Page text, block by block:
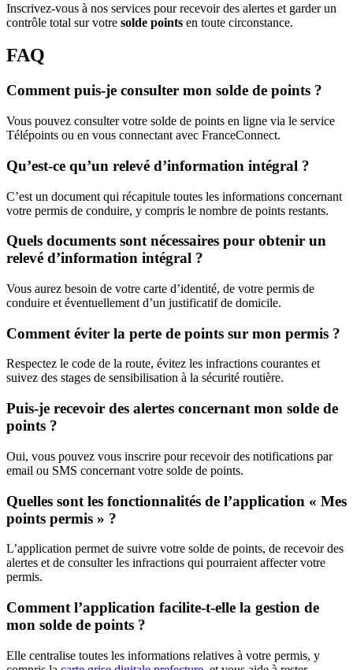
Inscrivez-vous à nos services pour recevoir des alertes et garder un
contrôle total sur votre solde points en toute circonstance.
FAQ
Comment puis-je consulter mon solde de points ?
Vous pouvez consulter votre solde de points en ligne via le service
Télépoints ou en vous connectant avec FranceConnect.
Qu’est-ce qu’un relevé d’information intégral ?
C’est un document qui récapitule toutes les informations concernant
votre permis de conduire, y compris le nombre de points restants.
Quels documents sont nécessaires pour obtenir un
relevé d’information intégral ?
Vous aurez besoin de votre carte d’identité, de votre permis de
conduire et éventuellement d’un justificatif de domicile.
Comment éviter la perte de points sur mon permis ?
Respectez le code de la route, évitez les infractions courantes et
suivez des stages de sensibilisation à la sécurité routière.
Puis-je recevoir des alertes concernant mon solde de
points ?
Oui, vous pouvez vous inscrire pour recevoir des notifications par
email ou SMS concernant votre solde de points.
Quelles sont les fonctionnalités de l’application « Mes
points permis » ?
L’application permet de suivre votre solde de points, de recevoir des
alertes et de consulter les infractions qui pourraient affecter votre
permis.
Comment l’application facilite-t-elle la gestion de
mon solde de points ?
Elle centralise toutes les informations relatives à votre permis, y